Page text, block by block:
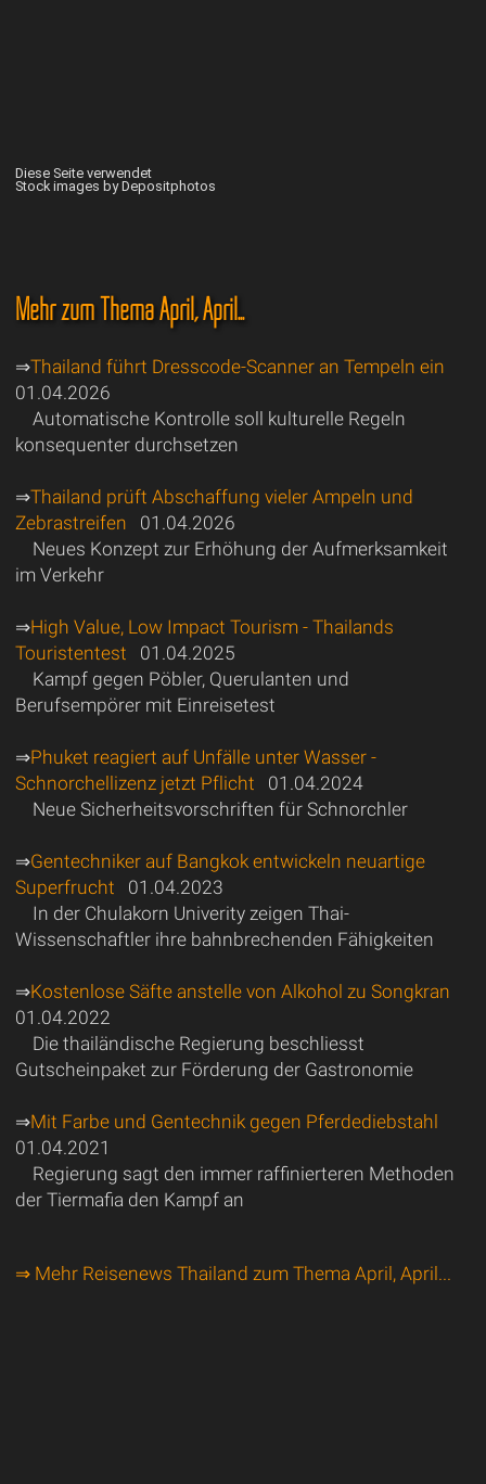
Diese Seite verwendet
Stock images by Depositphotos
Mehr zum Thema April, April...
⇒Thailand führt Dresscode-Scanner an Tempeln ein
01.04.2026
Automatische Kontrolle soll kulturelle Regeln
konsequenter durchsetzen
⇒Thailand prüft Abschaffung vieler Ampeln und
Zebrastreifen 01.04.2026
Neues Konzept zur Erhöhung der Aufmerksamkeit
im Verkehr
⇒High Value, Low Impact Tourism - Thailands
Touristentest 01.04.2025
Kampf gegen Pöbler, Querulanten und
Berufsempörer mit Einreisetest
⇒Phuket reagiert auf Unfälle unter Wasser -
Schnorchellizenz jetzt Pflicht 01.04.2024
Neue Sicherheitsvorschriften für Schnorchler
⇒Gentechniker auf Bangkok entwickeln neuartige
Superfrucht 01.04.2023
In der Chulakorn Univerity zeigen Thai-
Wissenschaftler ihre bahnbrechenden Fähigkeiten
⇒Kostenlose Säfte anstelle von Alkohol zu Songkran
01.04.2022
Die thailändische Regierung beschliesst
Gutscheinpaket zur Förderung der Gastronomie
⇒Mit Farbe und Gentechnik gegen Pferdediebstahl
01.04.2021
Regierung sagt den immer raffinierteren Methoden
der Tiermafia den Kampf an
⇒ Mehr Reisenews Thailand zum Thema April, April...